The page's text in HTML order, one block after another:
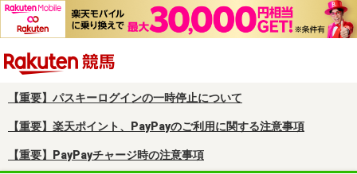
【重要】パスキーログインの一時停止について
【重要】楽天ポイント、PayPayのご利用に関する注意事項
【重要】PayPayチャージ時の注意事項